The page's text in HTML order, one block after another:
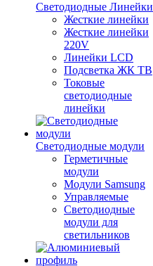
Светодиодные Линейки
Жесткие линейки
Жесткие линейки
220V
Линейки LCD
Подсветка ЖК ТВ
Токовые
светодиодные
линейки
Светодиодные модули
Герметичные
модули
Модули Samsung
Управляемые
Светодиодные
модули для
светильников